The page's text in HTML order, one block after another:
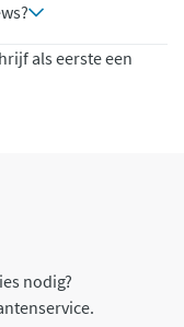
als eerste een
nodig?